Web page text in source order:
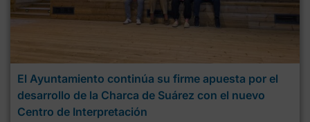
El Ayuntamiento continúa su firme apuesta por el
desarrollo de la Charca de Suárez con el nuevo
Centro de Interpretación